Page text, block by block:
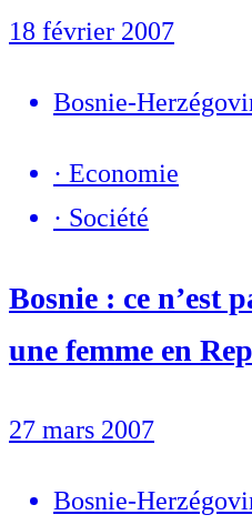
18 février 2007
Bosnie-
· Economie
· Société
Bosnie : ce n’est
une femme en
27 mars 2007
Bosnie-